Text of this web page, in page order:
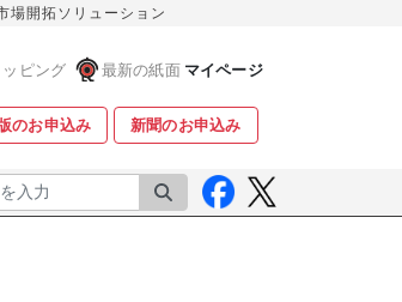
場開拓ソリューション
ッピング 最新の紙面 マイページ
のお申込み 新聞のお申込み
検索